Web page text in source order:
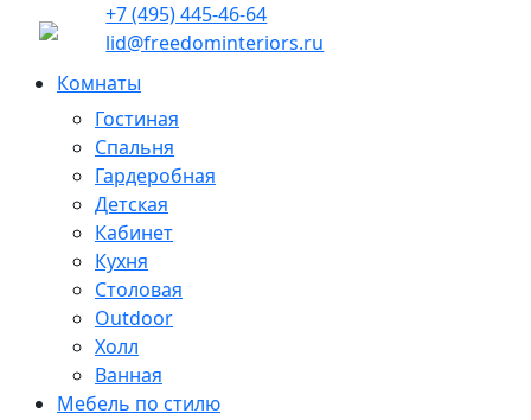
+7 (495) 445-46-64
lid@freedominteriors.ru
Комнаты
Гостиная
Спальня
Гардеробная
Детская
Кабинет
Кухня
Столовая
Outdoor
Холл
Ванная
Мебель по стилю